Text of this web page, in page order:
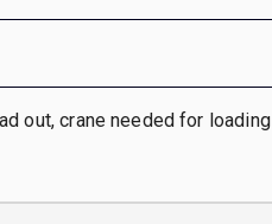
out, crane needed for loading